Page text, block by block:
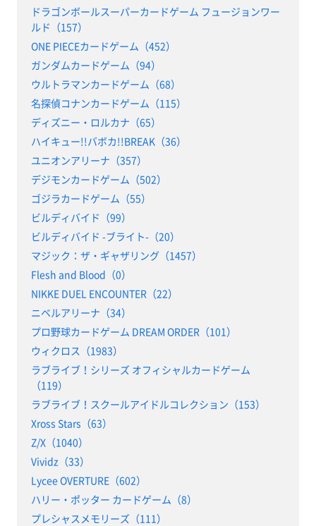
ドラゴンボールスーパーカードゲーム フュージョンワー
ルド（157）
ONE PIECEカードゲーム（452）
ガンダムカードゲーム（94）
ウルトラマンカードゲーム（68）
名探偵コナンカードゲーム（115）
ディズニー・ロルカナ（65）
ハイキュー!!バボカ!!BREAK（36）
ユニオンアリーナ（357）
デジモンカードゲーム（502）
ゴジラカードゲーム（55）
ビルディバイド（99）
ビルディバイド -ブライト-（20）
マジック：ザ・ギャザリング（1457）
Flesh and Blood（0）
NIKKE DUEL ENCOUNTER（22）
ニベルアリーナ（34）
プロ野球カードゲーム DREAM ORDER（101）
ウィクロス（1983）
ラブライブ！シリーズ オフィシャルカードゲーム
（119）
ラブライブ！スクールアイドルコレクション（153）
Xross Stars（63）
Z/X（1040）
Vividz（33）
Lycee OVERTURE（602）
ハリー・ポッター カードゲーム（8）
プレシャスメモリーズ（111）